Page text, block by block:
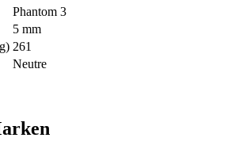
Phantom 3
5 mm
261
Neutre